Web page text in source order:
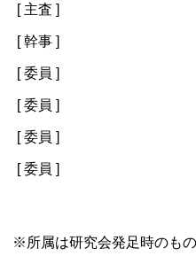
[ 主査 ]
[ 幹事 ]
[ 委員 ]
[ 委員 ]
[ 委員 ]
[ 委員 ]
※所属は研究会発足時のもの